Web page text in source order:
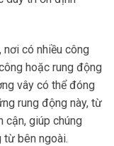
có nhiều công
hoặc rung động
vây có thể đóng
rung động này, từ
cận, giúp chúng
từ bên ngoài.